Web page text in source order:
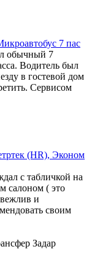
7 пас
обычный 7
Водитель был
в гостевой дом
Сервисом
(HR), Эконом
с табличкой на
салоном ( это
и
своим
Задар